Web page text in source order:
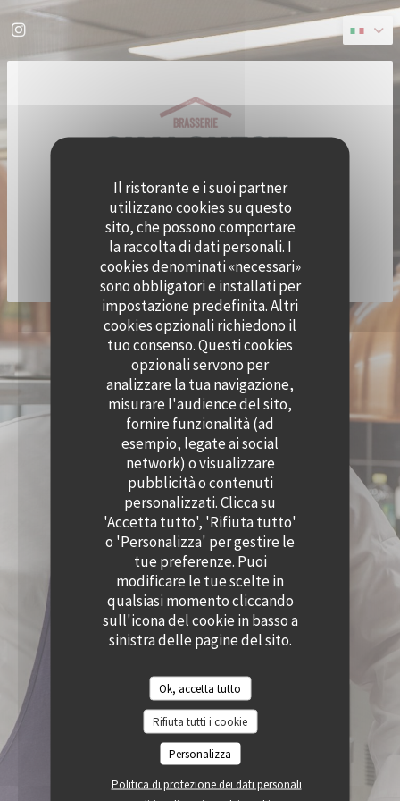
Personalizzazione delle tue scelte sui cookie
Il ristorante e i suoi partner
utilizzano cookies su questo
sito, che possono comportare
la raccolta di dati personali. I
cookies denominati «necessari»
sono obbligatori e installati per
impostazione predefinita. Altri
cookies opzionali richiedono il
tuo consenso. Questi cookies
opzionali servono per
analizzare la tua navigazione,
misurare l'audience del sito,
fornire funzionalità (ad
esempio, legate ai social
network) o visualizzare
pubblicità o contenuti
personalizzati. Clicca su
'Accetta tutto', 'Rifiuta tutto'
o 'Personalizza' per gestire le
tue preferenze. Puoi
modificare le tue scelte in
qualsiasi momento cliccando
sull'icona del cookie in basso a
sinistra delle pagine del sito.
Ok, accetta tutto
Rifiuta tutti i cookie
Personalizza
Politica di protezione dei dati personali
Instagram ((apre una nuova finestra))
© 2026 QUAI OUEST — CREAZIONE DEL SITO INTERNET RISTORANTE CON
ZENCHEF((APRE UNA NUOVA FINESTRA))
NOTE LEGALI
((APRE UNA NUOVA FINESTRA))
TERMINI DI UTILIZZO
((APRE UNA NUOVA FINESTRA))
POLITICA DI PROTEZIONE DEI DATI PERSONALI
((APRE UNA NUOVA FINESTRA))
INFORMATIVA SUI COOKIE
ACCESSIBILITA
((APRE UNA NUOVA FINESTRA))